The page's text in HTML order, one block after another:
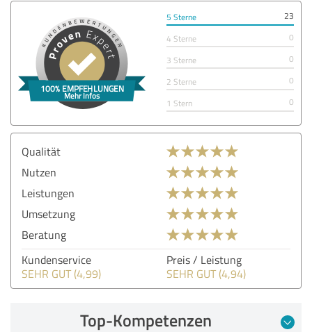
5 Sterne
23
4 Sterne
0
3 Sterne
0
2 Sterne
0
1 Stern
0
Qualität
Nutzen
Leistungen
Umsetzung
Beratung
Kundenservice
SEHR GUT (4,99)
Preis / Leistung
SEHR GUT (4,94)
Top-Kompetenzen